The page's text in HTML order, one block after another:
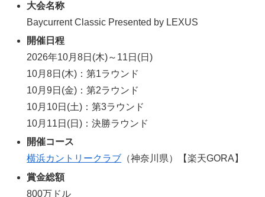
大会名称
Baycurrent Classic Presented by LEXUS
開催日程
2026年10月8日(木)～11日(日)
10月8日(木)：第1ラウンド
10月9日(金)：第2ラウンド
10月10日(土)：第3ラウンド
10月11日(日)：決勝ラウンド
開催コース
横浜カントリークラブ （神奈川県）【楽天GORA】
賞金総額
800万ドル